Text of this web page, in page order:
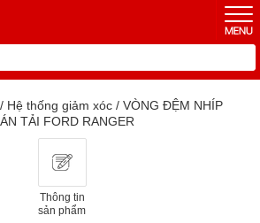
/ Hệ thống giảm xóc / VÒNG ĐỆM NHÍP
TẢI FORD RANGER
Thông tin
sản phẩm